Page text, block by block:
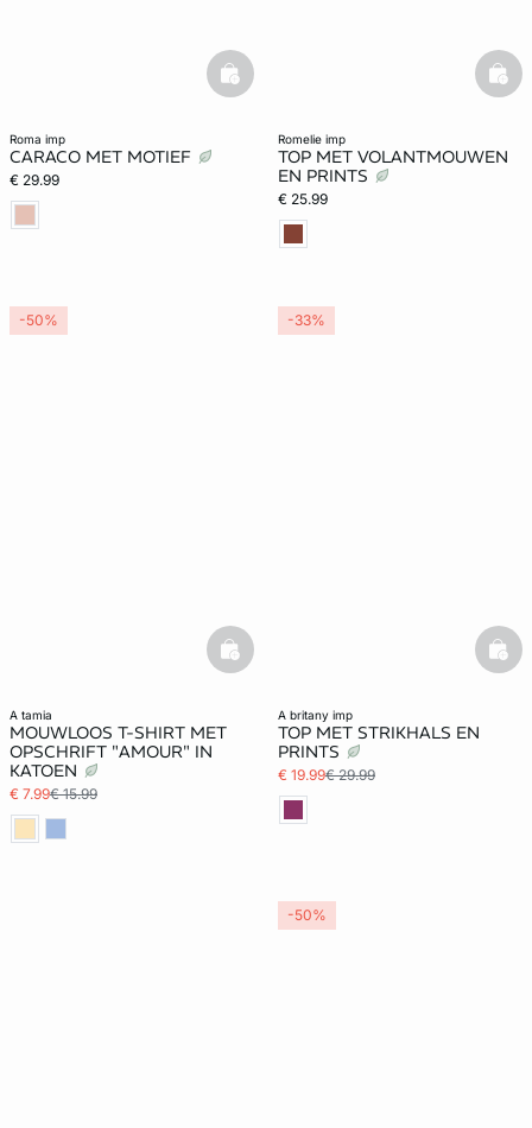
roma imp
CARACO MET MOTIEF
€ 29.99
basketfull
romelie imp
TOP MET VOLANTMOUWEN
EN PRINTS
€ 25.99
a tamia
MOUWLOOS T-SHIRT MET
OPSCHRIFT "AMOUR" IN
KATOEN
€ 7.99€ 15.99
basketfull
-50%
a britany imp
TOP MET STRIKHALS EN
PRINTS
€ 19.99€ 29.99
-33%
-50%